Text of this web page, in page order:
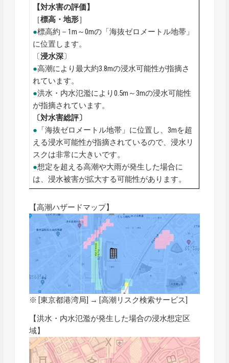
【対水害の評価】
［標高・地形］
●標高約－1m～0mの「海抜ゼロメートル地帯」
に位置します。
〔浸水深〕
●高潮により最大約3.8mの浸水可能性が指摘さ
れています。
●洪水・内水氾濫により0.5m～3mの浸水可能性
が指摘されています。
〔対水害総評〕
● 「海抜ゼロメートル地帯」に位置し、3mを超
える浸水可能性が指摘されているので、浸水リ
スクは非常に大きいです。
●想定を超える高潮や大雨が発生した場合に
は、浸水被害が拡大する可能性があります。
【高潮ハザードマップ】
※ [東京都港湾局] → [高潮リスク検索サービス]
【洪水・内水氾濫が発生した場合の浸水想定区
域】